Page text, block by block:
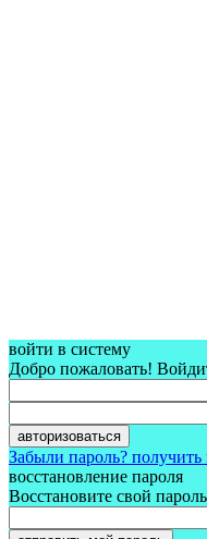
войти в систему
Добро пожаловать!
Забыли пароль?
восстановление пароля
Восстановите свой пароль